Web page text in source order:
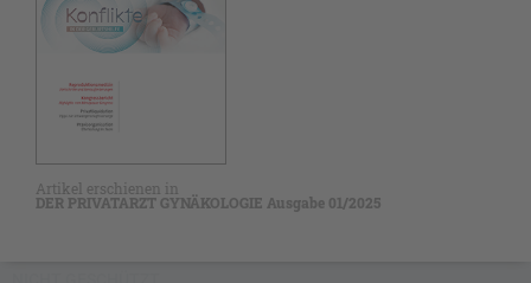
Artikel erschienen in
DER PRIVATARZT GYNÄKOLOGIE Ausgabe 01/2025